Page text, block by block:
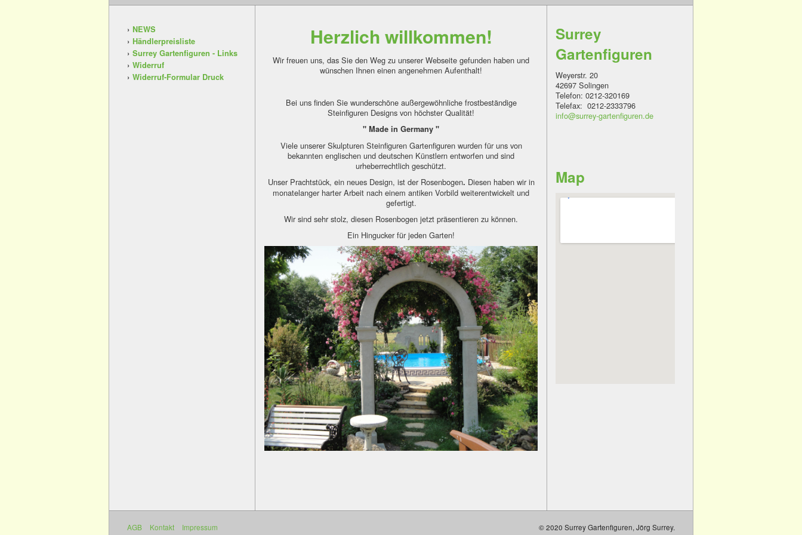
NEWS
Händlerpreisliste
Surrey Gartenfiguren - Links
Widerruf
Widerruf-Formular Druck
Herzlich willkommen!
Wir freuen uns, das Sie den Weg zu unserer Webseite gefunden haben und
wünschen Ihnen einen angenehmen Aufenthalt!
Bei uns finden Sie wunderschöne außergewöhnliche frostbeständige
Steinfiguren Designs von höchster Qualität!
" Made in Germany "
Viele unserer Skulpturen Steinfiguren Gartenfiguren wurden für uns von
bekannten englischen und deutschen Künstlern entworfen und sind
urheberrechtlich geschützt.
Unser Prachtstück, ein neues Design, ist der Rosenbogen. Diesen haben wir in
monatelanger harter Arbeit nach einem antiken Vorbild weiterentwickelt und
gefertigt.
Wir sind sehr stolz, diesen Rosenbogen jetzt präsentieren zu können.
Ein Hingucker für jeden Garten!
Surrey
Gartenfiguren
Weyerstr. 20
42697 Solingen
Telefon: 0212-320169
Telefax: 0212-2333796
info@surrey-gartenfiguren.de
Map
AGB Kontakt Impressum © 2020 Surrey Gartenfiguren, Jörg Surrey.